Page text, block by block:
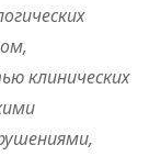
клинических